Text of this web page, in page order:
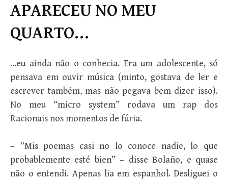
APARECEU NO MEU
QUARTO…
…eu ainda não o conhecia. Era um adolescente, só
pen­sava em ouvir música (minto, gostava de ler e
escrever tam­bém, mas não pegava bem dizer isso).
No meu “micro system” rodava um rap dos
Racionais nos momentos de fúria.
– “Mis poemas casi no lo conoce nadie, lo que
probablemente esté bien” – disse Bolaño, e quase
não o entendi. Apenas lia em espanhol. Desliguei o